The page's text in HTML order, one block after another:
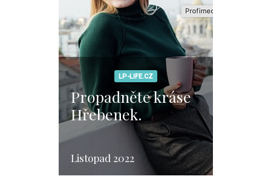
LP-LIFE.CZ
Propadněte kráse
Hřebenek.
Listopad 2022